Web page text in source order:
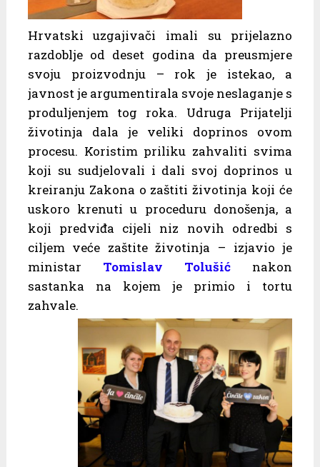
Hrvatski uzgajivači imali su prijelazno
razdoblje od deset godina da preusmjere
svoju proizvodnju – rok je istekao, a
javnost je argumentirala svoje neslaganje s
produljenjem tog roka. Udruga Prijatelji
životinja dala je veliki doprinos ovom
procesu. Koristim priliku zahvaliti svima
koji su sudjelovali i dali svoj doprinos u
kreiranju Zakona o zaštiti životinja koji će
uskoro krenuti u proceduru donošenja, a
koji predviđa cijeli niz novih odredbi s
ciljem veće zaštite životinja – izjavio je
ministar Tomislav Tolušić nakon
sastanka na kojem je primio i tortu
zahvale.